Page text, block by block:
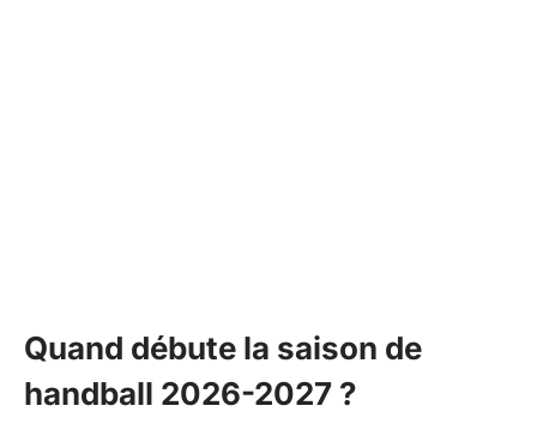
Quand débute la saison de
handball 2026-2027 ?